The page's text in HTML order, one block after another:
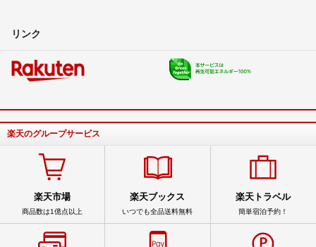
リンク
楽天のグループサービス
楽天市場
商品数は1億点以上
楽天ブックス
いつでも全品送料無料
楽天トラベル
簡単宿泊予約！